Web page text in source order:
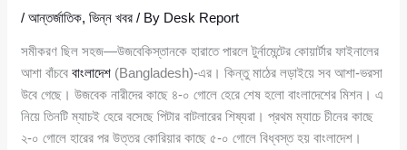
/আন্তর্জাতিক,ভিন্ন খবর / By Desk Report
সমীকরণ ছিল সহজ—উজবেকিস্তানকে হারাতে পারলে টুর্নামেন্টের কোয়ার্টার ফাইনালের
আশা বাঁচবেবাংলাদেশ (Bangladesh)-এর। কিন্তু মাঠের লড়াইয়ে সব আশা-ভরসা
উবে গেছে। উজবেক নারীদের কাছে ৪-০ গোলে হেরে শেষ হলো বাংলাদেশের মিশন। এ
নিয়ে তিনটি ম্যাচই হেরে বসেছে পিটার বাটলারের শিষ্যরা। প্রথম ম্যাচে চীনের কাছে
২-০ গোলে হারের পর উত্তর কোরিয়ার কাছে ৫-০ গোলে বিধ্বস্ত হয় বাংলাদেশ।